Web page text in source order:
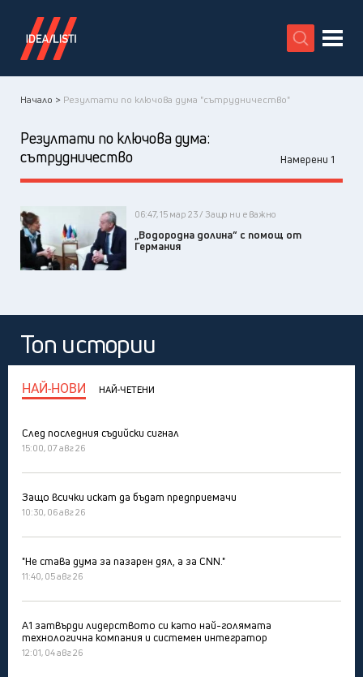
X
Начало > Резултати по ключова дума "сътрудничество"
Резултати по ключова дума:
сътрудничество
Намерени 1
06:47, 15 мар 23 / Защо ни е важно
„Водородна долина“ с помощ от
Германия
Топ истории
НАЙ-НОВИ НАЙ-ЧЕТЕНИ
След последния съдийски сигнал
15:00, 07 авг 26
Защо всички искат да бъдат предприемачи
10:30, 06 авг 26
"Не става дума за пазарен дял, а за CNN."
11:40, 05 авг 26
А1 затвърди лидерството си като най-голямата
технологична компания и системен интегратор
12:01, 04 авг 26